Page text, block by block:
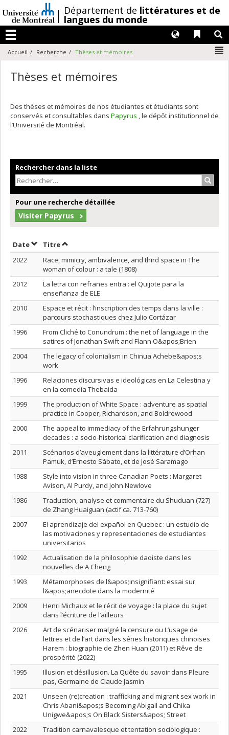
au
contenu
/Département de littératures et de
langues du monde
Menu
Liens
Langues
Accueil Recherche Thèses et mémoires
Thèses et mémoires
Des thèses et mémoires de nos étudiantes et étudiants sont
conservés et consultables dans Papyrus , le dépôt institutionnel de
l’Université de Montréal.
Rechercher dans la liste
Pour une recherche détaillée
Visiter Papyrus
DateTrier par date en ordre décroissant
TitreTrier par titre en ordre décroissant
2022
Race, mimicry, ambivalence, and third space in The
woman of colour : a tale (1808)
2012
La letra con refranes entra : el Quijote para la
enseñanza de ELE
2010
Espace et récit : l’inscription des temps dans la ville :
parcours stochastiques chez Julio Cortázar
1996
From Cliché to Conundrum : the net of language in the
satires of Jonathan Swift and Flann O&apos;Brien
2004
The legacy of colonialism in Chinua Achebe&apos;s
work
1996
Relaciones discursivas e ideológicas en La Celestina y
en la comedia Thebaida
1999
The production of White Space : adventure as spatial
practice in Cooper, Richardson, and Boldrewood
2000
The appeal to immediacy of the Erfahrungshunger
decades : a socio-historical clarification and diagnosis
2011
Scénarios d’aveuglement dans la littérature d’Orhan
Pamuk, d’Ernesto Sábato, et de José Saramago
1988
Style into vision in three Canadian Poets : Margaret
Avison, Al Purdy, and John Newlove
1986
Traduction, analyse et commentaire du Shuduan (727)
de Zhang Huaiguan (actif ca. 713-760)
2007
El aprendizaje del expañol en Quebec : un estudio de
las motivaciones y representaciones de estudiantes
universitarios
1992
Actualisation de la philosophie daoiste dans les
nouvelles de A Cheng
1993
Métamorphoses de l&apos;insignifiant: essai sur
l&apos;anecdote dans la modernité
2009
Henri Michaux et le récit de voyage : la place du sujet
dans l’écriture de l’ailleurs
2026
Art de scénariser malgré la censure ou L’usage de
lettres et de l’art dans les séries historiques chinoises
Harem : biographie de Zhen Huan (2011) et Rêve de
prospérité (2022)
1995
Illusion et désillusion. La Quête du savoir dans Pleure
pas, Germaine de Claude Jasmin
2021
Unseen (re)creation : trafficking and migrant sex work in
Chris Abani&apos;s Becoming Abigail and Chika
Unigwe&apos;s On Black Sisters&apos; Street
2022
Tradition carnavalesque et tentation sociologique :